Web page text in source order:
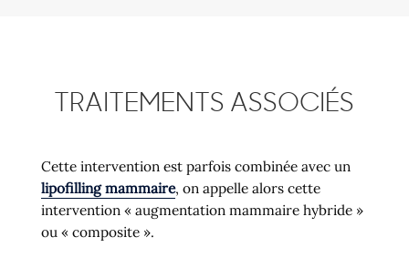
TRAITEMENTS ASSOCIÉS
Cette intervention est parfois combinée avec un
lipofilling mammaire, on appelle alors cette
intervention « augmentation mammaire hybride »
ou « composite ».